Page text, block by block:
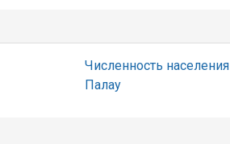
Численность населения
Палау